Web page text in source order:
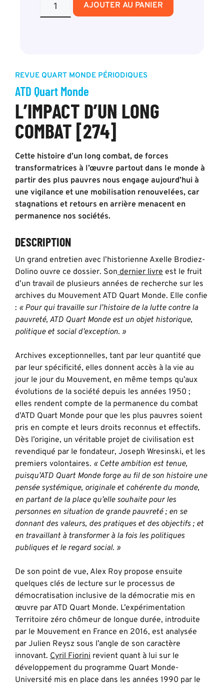
AJOUTER AU PANIER
REVUE QUART MONDE PÉRIODIQUES
ATD Quart Monde
L’IMPACT D’UN LONG
COMBAT [274]
Cette histoire d’un long combat, de forces
transformatrices à l’œuvre partout dans le monde à
partir des plus pauvres nous engage aujourd’hui à
une vigilance et une mobilisation renouvelées, car
stagnations et retours en arrière menacent en
permanence nos sociétés.
DESCRIPTION
Un grand entretien avec l’historienne Axelle Brodiez-
Dolino ouvre ce dossier. Son dernier livre est le fruit
d’un travail de plusieurs années de recherche sur les
archives du Mouvement ATD Quart Monde. Elle confie
: « Pour qui travaille sur l’histoire de la lutte contre la
pauvreté, ATD Quart Monde est un objet historique,
politique et social d’exception. »
Archives exceptionnelles, tant par leur quantité que
par leur spécificité, elles donnent accès à la vie au
jour le jour du Mouvement, en même temps qu’aux
évolutions de la société depuis les années 1950 ;
elles rendent compte de la permanence du combat
d’ATD Quart Monde pour que les plus pauvres soient
pris en compte et leurs droits reconnus et effectifs.
Dès l’origine, un véritable projet de civilisation est
revendiqué par le fondateur, Joseph Wresinski, et les
premiers volontaires. « Cette ambition est tenue,
puisqu’ATD Quart Monde forge au fil de son histoire une
pensée systémique, originale et cohérente du monde,
en partant de la place qu’elle souhaite pour les
personnes en situation de grande pauvreté ; en se
donnant des valeurs, des pratiques et des objectifs ; et
en travaillant à transformer à la fois les politiques
publiques et le regard social. »
De son point de vue, Alex Roy propose ensuite
quelques clés de lecture sur le processus de
démocratisation inclusive de la démocratie mis en
œuvre par ATD Quart Monde. L’expérimentation
Territoire zéro chômeur de longue durée, introduite
par le Mouvement en France en 2016, est analysée
par Julien Reysz sous l’angle de son caractère
innovant. Cyril Fiorini revient quant à lui sur le
développement du programme Quart Monde-
Université mis en place dans les années 1990 par le